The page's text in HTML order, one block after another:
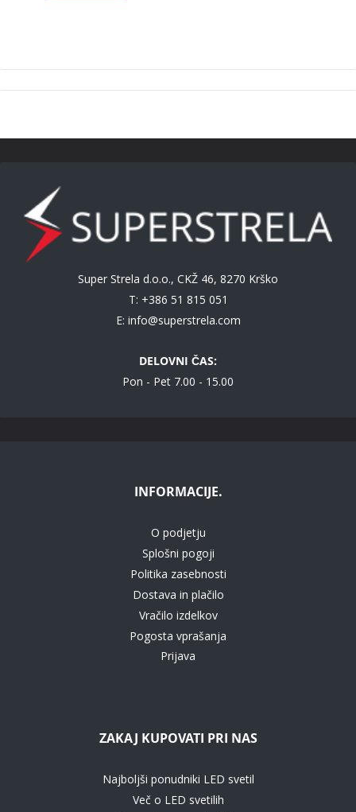
Super Strela d.o.o., CKŽ 46, 8270 Krško
T: +386 51 815 051
E: info@superstrela.com
DELOVNI ČAS:
Pon - Pet 7.00 - 15.00
INFORMACIJE.
O podjetju
Splošni pogoji
Politika zasebnosti
Dostava in plačilo
Vračilo izdelkov
Pogosta vprašanja
Prijava
ZAKAJ KUPOVATI PRI NAS
Najboljši ponudniki LED svetil
Več o LED svetilih